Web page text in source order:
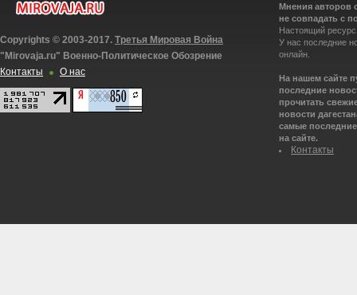
Copyrights © 2003-2017. Третья Мировая Война
"Mirovaja.ru" Военно-Политическое Обозрение
Контакты
О нас
Мнения авторов
не совпадать с
Настоящий
У нас последние
онлайн.
На нашем сайте
последние
прочитать
новости
самые
на сайте.
Контакты